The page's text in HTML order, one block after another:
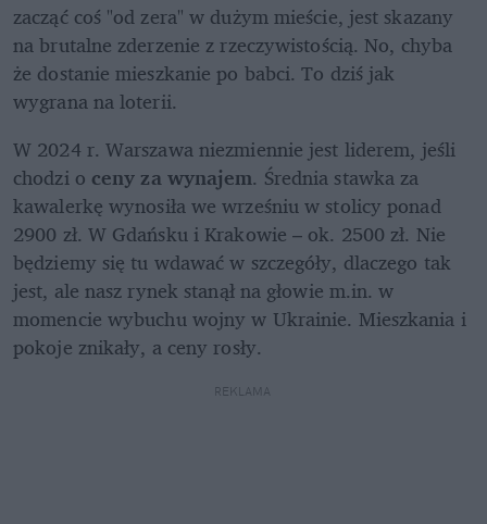
zacząć coś "od zera" w dużym mieście, jest skazany
na brutalne zderzenie z rzeczywistością. No, chyba
że dostanie mieszkanie po babci. To dziś jak
wygrana na loterii.
W 2024 r. Warszawa niezmiennie jest liderem, jeśli
chodzi o ceny za wynajem. Średnia stawka za
kawalerkę wynosiła we wrześniu w stolicy ponad
2900 zł. W Gdańsku i Krakowie – ok. 2500 zł. Nie
będziemy się tu wdawać w szczegóły, dlaczego tak
jest, ale nasz rynek stanął na głowie m.in. w
momencie wybuchu wojny w Ukrainie. Mieszkania i
pokoje znikały, a ceny rosły.
REKLAMA